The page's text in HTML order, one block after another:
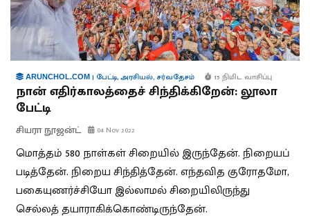
ARUNCHOL.COM | பேட்டி,அரசியல், சர்வதேசம் 15 நிமிட வாசிப்பு
நான் எதிர்காலத்தைச் சிந்திக்கிறேன்: லூலா
பேட்டி
சியரா நூஜன்ட் 04 Nov 2022
மொத்தம் 580 நாள்கள் சிறையில் இருந்தேன். நிறையப்
படித்தேன். நிறைய சிந்தித்தேன். எந்தவித குரோதமோ,
பகையுணர்ச்சியோ இல்லாமல் சிறையிலிருந்து
செல்லத் தயாராகிக்கொண்டிருந்தேன்.